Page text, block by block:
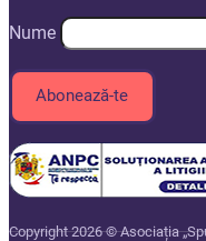
Nume
Copyright 2026 © Asociația